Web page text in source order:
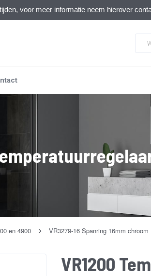
voor meer informatie neem hierover
en 4900 VR3279-16 Spanring 16mm chroom
VR1200